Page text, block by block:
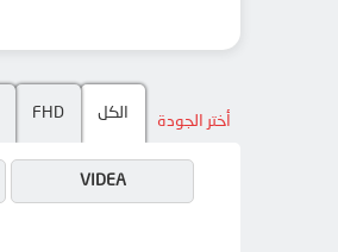
أختر الجودة الكل FHD
VIDEA